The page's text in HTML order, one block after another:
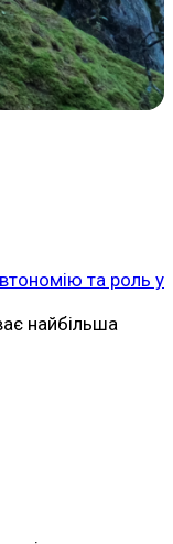
та роль у
найбільша